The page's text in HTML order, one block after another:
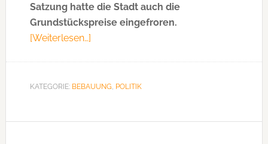
Satzung hatte die Stadt auch die
Grundstückspreise eingefroren.
[Weiterlesen…]
erleidet
KATEGORIE: BEBAUUNG, POLITIK